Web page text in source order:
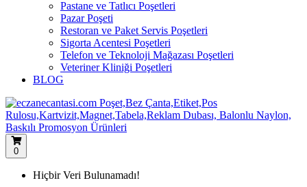
Pastane ve Tatlıcı Poşetleri
Pazar Poşeti
Restoran ve Paket Servis Poşetleri
Sigorta Acentesi Poşetleri
Telefon ve Teknoloji Mağazası Poşetleri
Veteriner Kliniği Poşetleri
BLOG
0
Hiçbir Veri Bulunamadı!